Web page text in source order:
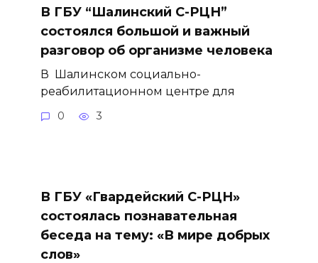
В ГБУ “Шалинский С-РЦН”
состоялся большой и важный
разговор об организме человека
В Шалинском социально-
реабилитационном центре для
0 3
В ГБУ «Гвардейский С-РЦН»
состоялась познавательная
беседа на тему: «В мире добрых
слов»